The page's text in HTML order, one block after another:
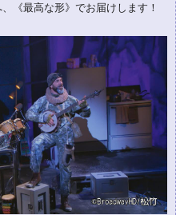
《最高な形》でお届けします！